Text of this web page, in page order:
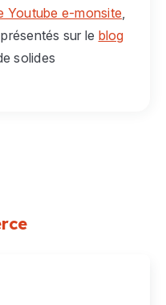
Youtube e-monsite,
sur le blog
solides